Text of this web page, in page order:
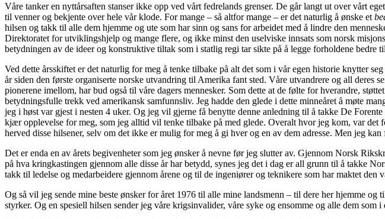
Våre tanker en nyttårsaften stanser ikke opp ved vårt fedrelands grenser. De går langt ut over vårt
til venner og bekjente over hele vår klode. For mange – så altfor mange – er det naturlig å ønske et
hilsen og takk til alle dem hjemme og ute som har sinn og sans for arbeidet med å lindre den
Direktoratet for utviklingshjelp og mange flere, og ikke minst den uselviske innsats som norsk
betydningen av de ideer og konstruktive tiltak som i statlig regi tar sikte på å legge forholdene bedre
Ved dette årsskiftet er det naturlig for meg å tenke tilbake på alt det som i vår egen historie knytter
år siden den første organiserte norske utvandring til Amerika fant sted. Våre utvandrere og all deres
pionerene imellom, har bud også til våre dagers mennesker. Som dette at de følte for hverandre,
betydningsfulle trekk ved amerikansk samfunnsliv. Jeg hadde den glede i dette minneåret å møte
jeg i høst var gjest i nesten 4 uker. Og jeg vil gjerne få benytte denne anledning til å takke De
kjær opplevelse for meg, som jeg alltid vil tenke tilbake på med glede. Overalt hvor jeg kom, var
herved disse hilsener, selv om det ikke er mulig for meg å gi hver og en av dem adresse. Men jeg
Det er enda en av årets begivenheter som jeg ønsker å nevne før jeg slutter av. Gjennom Norsk
på hva kringkastingen gjennom alle disse år har betydd, synes jeg det i dag er all grunn til å takke
takk til ledelse og medarbeidere gjennom årene og til de ingeniører og teknikere som har maktet
Og så vil jeg sende mine beste ønsker for året 1976 til alle mine landsmenn – til dere her hjemme
styrker. Og en spesiell hilsen sender jeg våre krigsinvalider, våre syke og ensomme og alle dem som